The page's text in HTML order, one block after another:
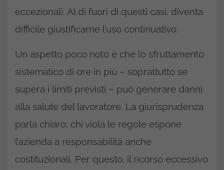
eccezionali. Al di fuori di questi casi, diventa
difficile giustificarne l’uso continuativo.
Un aspetto poco noto è che lo sfruttamento
sistematico di ore in più – soprattutto se
supera i limiti previsti – può generare danni
alla salute del lavoratore. La giurisprudenza
parla chiaro: chi viola le regole espone
l’azienda a responsabilità anche
costituzionali. Per questo, il ricorso eccessivo